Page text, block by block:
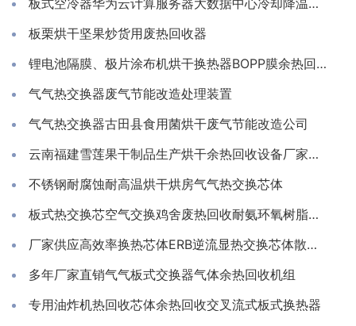
板式空冷器华为云计算服务器大数据中心冷却降温换散热装置制冷藏库房系统冷能量回收器
板栗烘干坚果炒货用废热回收器
锂电池隔膜、极片涂布机烘干换热器BOPP膜余热回收装置
气气热交换器废气节能改造处理装置
气气热交换器古田县食用菌烘干废气节能改造公司
云南福建雪莲果干制品生产烘干余热回收设备厂家推荐亲水铝箔换热芯
不锈钢耐腐蚀耐高温烘干烘房气气热交换芯体
板式热交换芯空气交换鸡舍废热回收耐氨环氧树脂通风除湿换热
厂家供应高效率换热芯体ERB逆流显热交换芯体散热器
多年厂家直销气气板式交换器气体余热回收机组
专用油炸机热回收芯体余热回收交叉流式板式换热器